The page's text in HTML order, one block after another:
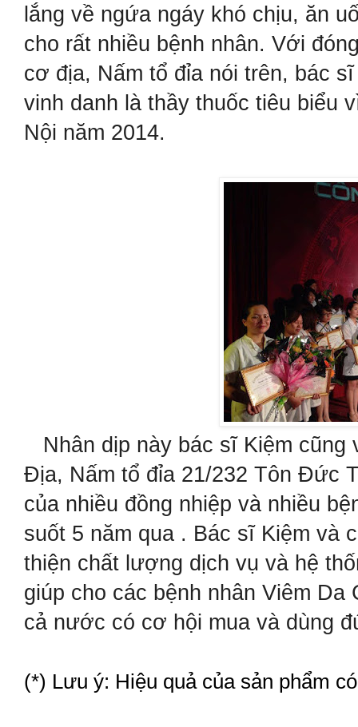
lắng về ngứa ngáy khó chịu, ăn
cho rất nhiều bệnh nhân. Với
cơ địa, Nấm tổ đỉa nói trên, bác
vinh danh là thầy thuốc tiêu biểu
Nội năm 2014.
Nhân dịp này bác sĩ Kiệm cũng
Địa, Nấm tổ đỉa 21/232 Tôn Đức
của nhiều đồng nhiệp và nhiều
suốt 5 năm qua . Bác sĩ Kiệm và
thiện chất lượng dịch vụ và hệ
giúp cho các bệnh nhân Viêm
cả nước có cơ hội mua và dùng
(*) Lưu ý: Hiệu quả của sản phẩm